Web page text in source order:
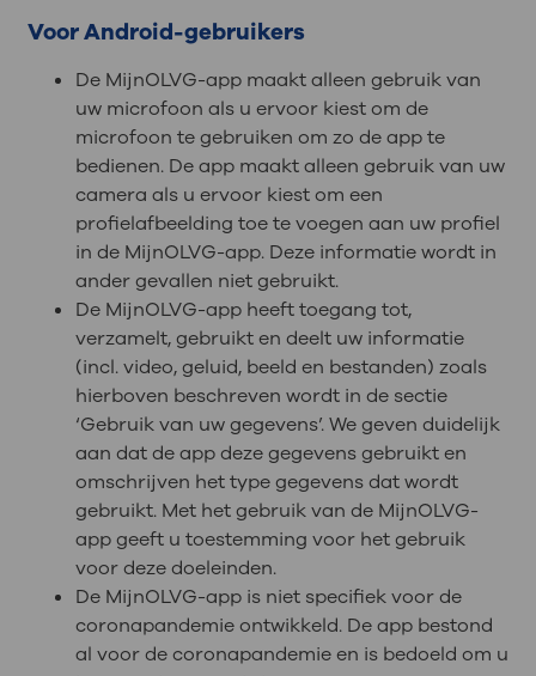
Voor Android-gebruikers
De MijnOLVG-app maakt alleen gebruik van
uw microfoon als u ervoor kiest om de
microfoon te gebruiken om zo de app te
bedienen. De app maakt alleen gebruik van uw
camera als u ervoor kiest om een
profielafbeelding toe te voegen aan uw profiel
in de MijnOLVG-app. Deze informatie wordt in
ander gevallen niet gebruikt.
De MijnOLVG-app heeft toegang tot,
verzamelt, gebruikt en deelt uw informatie
(incl. video, geluid, beeld en bestanden) zoals
hierboven beschreven wordt in de sectie
‘Gebruik van uw gegevens’. We geven duidelijk
aan dat de app deze gegevens gebruikt en
omschrijven het type gegevens dat wordt
gebruikt. Met het gebruik van de MijnOLVG-
app geeft u toestemming voor het gebruik
voor deze doeleinden.
De MijnOLVG-app is niet specifiek voor de
coronapandemie ontwikkeld. De app bestond
al voor de coronapandemie en is bedoeld om u